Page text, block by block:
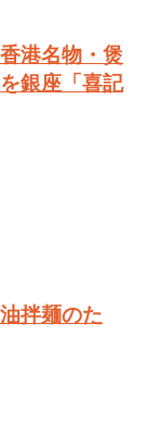
港名物・煲
銀座「喜記
拌麺のた